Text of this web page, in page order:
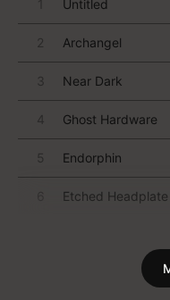
Em seu
USHER
definitiva
Se você tem
forma definitiva: não